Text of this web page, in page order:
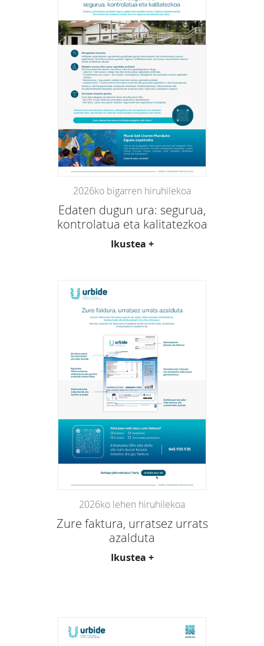
2026ko bigarren hiruhilekoa
Edaten dugun ura: segurua,
kontrolatua eta kalitatezkoa
Ikustea +
2026ko lehen hiruhilekoa
Zure faktura, urratsez urrats
azalduta
Ikustea +